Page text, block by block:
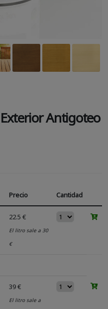
Antigoteo
Precio Cantidad
22.5 €
El litro sale a 30
€
39 €
El litro sale a